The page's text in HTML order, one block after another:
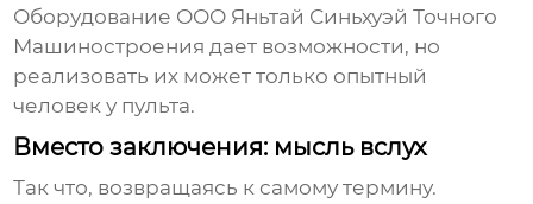
Оборудование ООО Яньтай Синьхуэй Точного
Машиностроения дает возможности, но
реализовать их может только опытный
человек у пульта.
Вместо заключения: мысль вслух
Так что, возвращаясь к самому термину.